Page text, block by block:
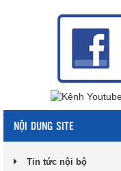
NỘI DUNG SITE
Tin tức nội bộ